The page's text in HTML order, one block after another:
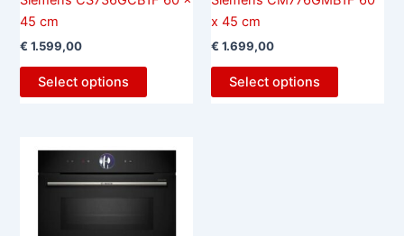
45 cm
€ 1.599,00
Select options
x 45 cm
€ 1.699,00
Select options